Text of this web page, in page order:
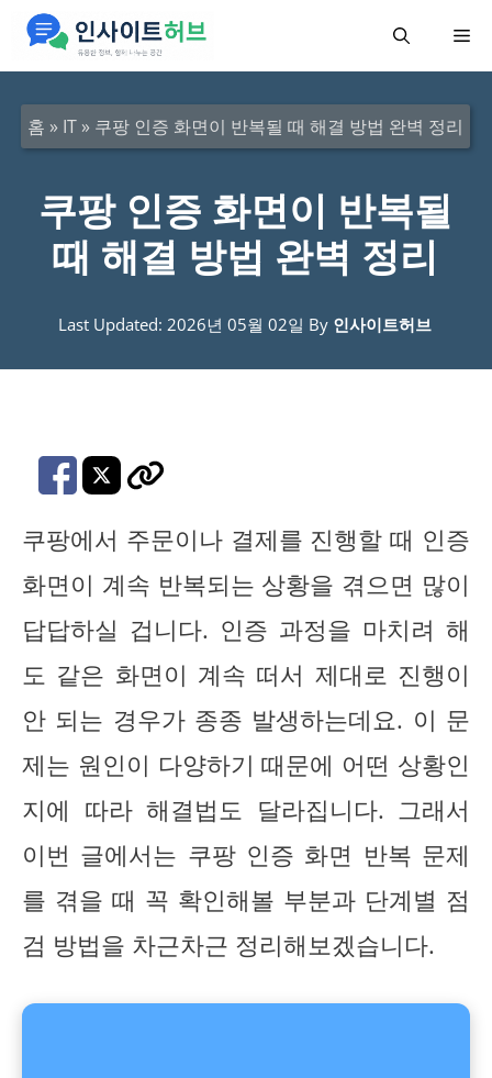
메
홈 » IT» 쿠팡 인증 화면이 반복될 때 해결 방법 완벽 정리
쿠팡 인증 화면이 반복될
때 해결 방법 완벽 정리
Last Updated: 2026년 05월 02일 By 인사이트허브
쿠팡에서 주문이나 결제를 진행할 때 인증
화면이 계속 반복되는 상황을 겪으면 많이
답답하실 겁니다. 인증 과정을 마치려 해
도 같은 화면이 계속 떠서 제대로 진행이
안 되는 경우가 종종 발생하는데요. 이 문
제는 원인이 다양하기 때문에 어떤 상황인
지에 따라 해결법도 달라집니다. 그래서
이번 글에서는 쿠팡 인증 화면 반복 문제
를 겪을 때 꼭 확인해볼 부분과 단계별 점
검 방법을 차근차근 정리해보겠습니다.